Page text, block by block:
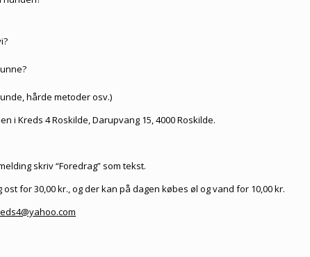
hårde metoder osv.)
i Kreds 4 Roskilde, Darupvang 15, 4000 Roskilde.
skriv “Foredrag” som tekst.
for 30,00 kr., og der kan på dagen købes øl og vand for 10,00 kr.